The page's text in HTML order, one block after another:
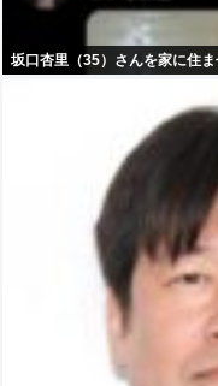
坂口杏里（35）さんを家に住